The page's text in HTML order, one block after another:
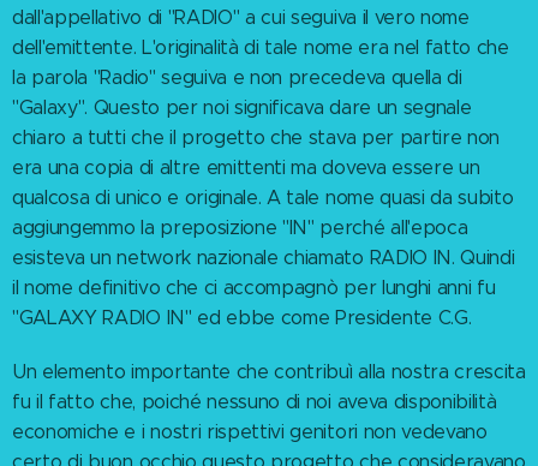
dall'appellativo di "RADIO" a cui seguiva il vero nome
dell'emittente. L'originalità di tale nome era nel fatto che
la parola "Radio" seguiva e non precedeva quella di
"Galaxy". Questo per noi significava dare un segnale
chiaro a tutti che il progetto che stava per partire non
era una copia di altre emittenti ma doveva essere un
qualcosa di unico e originale. A tale nome quasi da subito
aggiungemmo la preposizione "IN" perché all'epoca
esisteva un network nazionale chiamato RADIO IN. Quindi
il nome definitivo che ci accompagnò per lunghi anni fu
"GALAXY RADIO IN" ed ebbe come Presidente C.G.
Un elemento importante che contribuì alla nostra crescita
fu il fatto che, poiché nessuno di noi aveva disponibilità
economiche e i nostri rispettivi genitori non vedevano